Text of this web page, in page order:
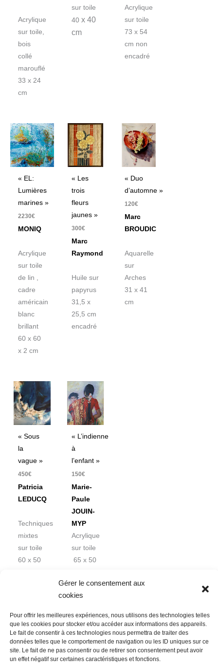
Gérer le consentement aux
cookies
Pour offrir les meilleures expériences, nous utilisons des technologies telles
que les cookies pour stocker et/ou accéder aux informations des appareils.
Le fait de consentir à ces technologies nous permettra de traiter des
données telles que le comportement de navigation ou les ID uniques sur ce
site. Le fait de ne pas consentir ou de retirer son consentement peut avoir
un effet négatif sur certaines caractéristiques et fonctions.
Acrylique
sur toile,
bois
collé
marouflé
33 x 24
cm
sur toile
40x 40
cm
Acrylique
sur toile
73 x 54
cm non
encadré
« EL:
Lumières
marines »
2230€
MONIQ
Acrylique
sur toile
de lin ,
cadre
américain
blanc
brillant
60 x 60
x 2 cm
« Les
trois
fleurs
jaunes »
300€
Marc
Raymond
Huile sur
papyrus
31,5 x
25,5 cm
encadré
« Duo
d’automne »
120€
Marc
BROUDIC
Aquarelle
sur
Arches
31 x 41
cm
« Sous
la
vague »
450€
Patricia
LEDUCQ
Techniques
mixtes
sur toile
60 x 50
« L’indienne
à
l’enfant »
150€
Marie-
Paule
JOUIN-
MYP
Acrylique
sur toile
65 x 50
Nous contacter
Conditions Générales de Ventes
Politique de confidentialité
Mentions légales